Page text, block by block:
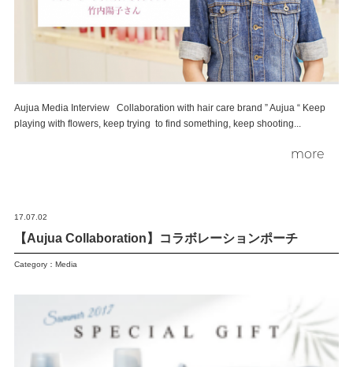
Aujua Media Interview Collaboration with hair care brand ” Aujua “ Keep
playing with flowers, keep trying to find something, keep shooting...
more
17.07.02
【Aujua Collaboration】コラボレーションポーチ
Category： Media